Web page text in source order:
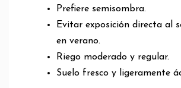
Prefiere semisombra.
Evitar exposición directa al
en verano.
Riego moderado y regular.
Suelo fresco y ligeramente